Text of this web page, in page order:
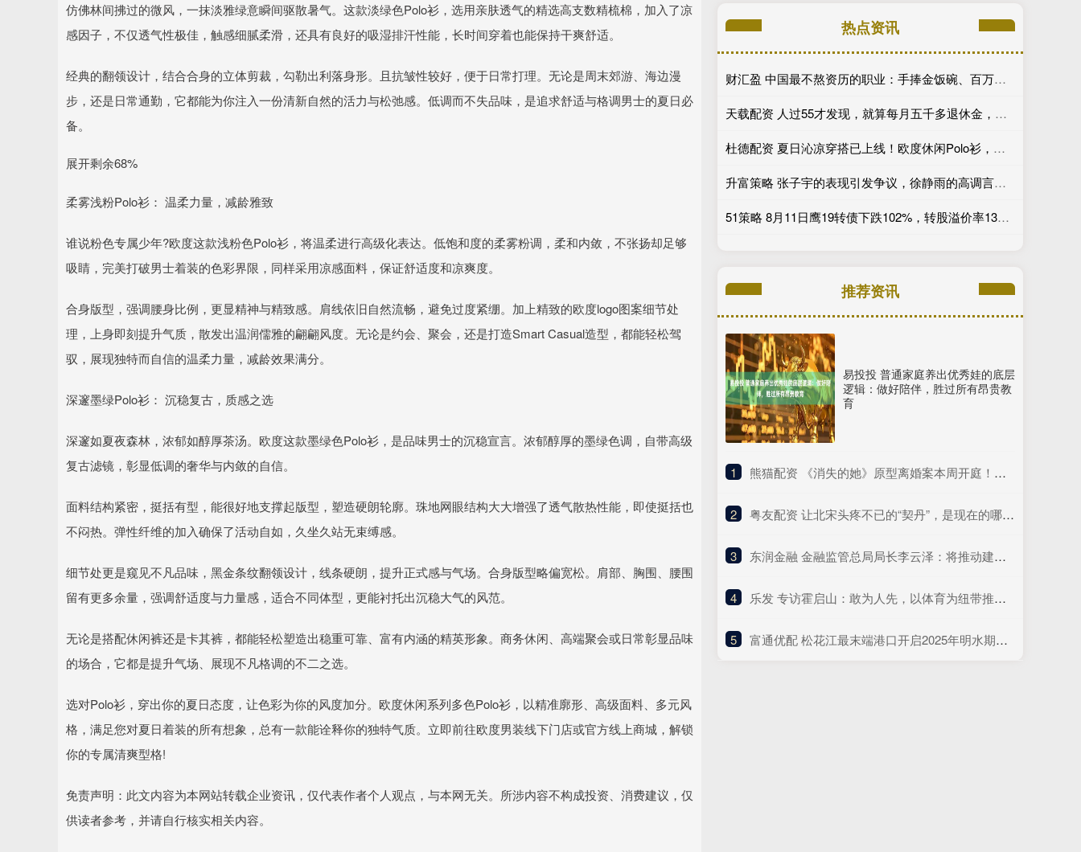
仿佛林间拂过的微风，一抹淡雅绿意瞬间驱散暑气。这款淡绿色Polo衫，选用亲肤透气的精选高支数精梳棉，加入了凉
感因子，不仅透气性极佳，触感细腻柔滑，还具有良好的吸湿排汗性能，长时间穿着也能保持干爽舒适。
经典的翻领设计，结合合身的立体剪裁，勾勒出利落身形。且抗皱性较好，便于日常打理。无论是周末郊游、海边漫
步，还是日常通勤，它都能为你注入一份清新自然的活力与松弛感。低调而不失品味，是追求舒适与格调男士的夏日必
备。
展开剩余68%
柔雾浅粉Polo衫： 温柔力量，减龄雅致
谁说粉色专属少年?欧度这款浅粉色Polo衫，将温柔进行高级化表达。低饱和度的柔雾粉调，柔和内敛，不张扬却足够
吸睛，完美打破男士着装的色彩界限，同样采用凉感面料，保证舒适度和凉爽度。
合身版型，强调腰身比例，更显精神与精致感。肩线依旧自然流畅，避免过度紧绷。加上精致的欧度logo图案细节处
理，上身即刻提升气质，散发出温润儒雅的翩翩风度。无论是约会、聚会，还是打造Smart Casual造型，都能轻松驾
驭，展现独特而自信的温柔力量，减龄效果满分。
深邃墨绿Polo衫： 沉稳复古，质感之选
深邃如夏夜森林，浓郁如醇厚茶汤。欧度这款墨绿色Polo衫，是品味男士的沉稳宣言。浓郁醇厚的墨绿色调，自带高级
复古滤镜，彰显低调的奢华与内敛的自信。
面料结构紧密，挺括有型，能很好地支撑起版型，塑造硬朗轮廓。珠地网眼结构大大增强了透气散热性能，即使挺括也
不闷热。弹性纤维的加入确保了活动自如，久坐久站无束缚感。
细节处更是窥见不凡品味，黑金条纹翻领设计，线条硬朗，提升正式感与气场。合身版型略偏宽松。肩部、胸围、腰围
留有更多余量，强调舒适度与力量感，适合不同体型，更能衬托出沉稳大气的风范。
无论是搭配休闲裤还是卡其裤，都能轻松塑造出稳重可靠、富有内涵的精英形象。商务休闲、高端聚会或日常彰显品味
的场合，它都是提升气场、展现不凡格调的不二之选。
选对Polo衫，穿出你的夏日态度，让色彩为你的风度加分。欧度休闲系列多色Polo衫，以精准廓形、高级面料、多元风
格，满足您对夏日着装的所有想象，总有一款能诠释你的独特气质。立即前往欧度男装线下门店或官方线上商城，解锁
你的专属清爽型格!
免责声明：此文内容为本网站转载企业资讯，仅代表作者个人观点，与本网无关。所涉内容不构成投资、消费建议，仅
供读者参考，并请自行核实相关内容。
热点资讯
财汇盈 中国最不熬资历的职业：手捧金饭碗、百万年薪、万亿市场，不看经验、新人辈出？
天载配资 人过55才发现，就算每月五千多退休金，没子女或子女不成器，养老也只能做梦
杜德配资 夏日沁凉穿搭已上线！欧度休闲Polo衫，解锁男士清爽型格_面料_内容_版型
升富策略 张子宇的表现引发争议，徐静雨的高调言论是否过于乐观？_中国女篮_比赛_进攻
51策略 8月11日鹰19转债下跌102%，转股溢价率1325%
推荐资讯
易投投 普通家庭养出优秀娃的底层
逻辑：做好陪伴，胜过所有昂贵教
育
1 ​熊猫配资 《消失的她》原型离婚案本周开庭！称无法统计医疗次数和金额
2 ​粤友配资 让北宋头疼不已的“契丹”，是现在的哪个民族？说出来你或许不信
3 ​东润金融 金融监管总局局长李云泽：将推动建立信贷支持科技创新的专门机制 支持银行有序设立科技金融专门机构
4 ​乐发 专访霍启山：敢为人先，以体育为纽带推动大湾区融合
5 ​富通优配 松花江最末端港口开启2025年明水期国际货物运输